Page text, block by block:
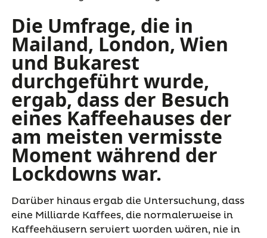
Die Umfrage, die in
Mailand, London, Wien
und Bukarest
durchgeführt wurde,
ergab, dass der Besuch
eines Kaffeehauses der
am meisten vermisste
Moment während der
Lockdowns war.
Darüber hinaus ergab die Untersuchung, dass
eine Milliarde Kaffees, die normalerweise in
Kaffeehäusern serviert worden wären, nie in